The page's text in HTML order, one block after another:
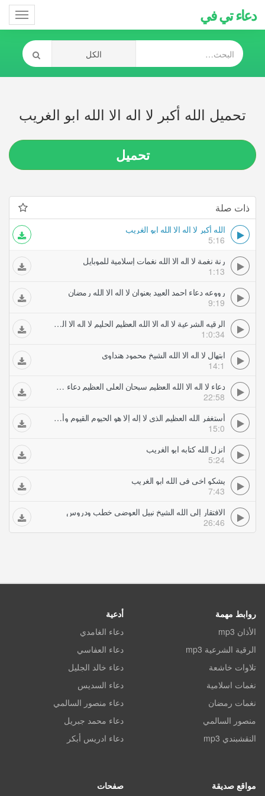
دعاء تي في
تحميل الله أكبر لا اله الا الله ابو الغريب
تحميل
ذات صلة
الله أكبر لا اله الا الله ابو الغريب
5:16
رنة نغمة لا اله الا الله نغمات إسلامية للموبايل
1:13
رووعه دعاء احمد العبيد بعنوان لا اله الا الله رمضان
9:19
الرقيه الشرعية لا اله الا الله العظيم الحليم لا اله الا الله رب العرش العظيم
1:0:34
ابتهال لا اله الا الله الشيخ محمود هنداوي
14:1
دعاء لا اله الا الله العظيم سبحان العلي العظيم دعاء خالد الجليل
22:58
أستغفر الله العظيم الذي لا إله إلا هو الحيوم القيوم وأتوب إليه مكرر العفاسي الاستغفار
15:0
انزل الله كتابه ابو الغريب
5:24
يشكو اخي في الله ابو الغريب
7:43
الافتقار إلى الله الشيخ نبيل العوضي خطب ودروس
26:46
روابط مهمة
الأذان mp3
الرقية الشرعية mp3
تلاوات خاشعة
نغمات اسلامية
نغمات رمضان
منصور السالمي
النقشبندي mp3
أدعية
دعاء الغامدي
دعاء العفاسي
دعاء خالد الجليل
دعاء السديس
دعاء منصور السالمي
دعاء محمد جبريل
دعاء ادريس أبكر
مواقع صديقة صفحات